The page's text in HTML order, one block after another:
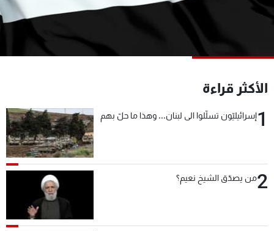
الأكثر قراءة
1إسرائيليّون تسلّلوا الى لبنان... وهذا ما حلّ بهم
2من يصدّق الشيخ نعيم؟
شاهد البرامج
لاعلاناتكم